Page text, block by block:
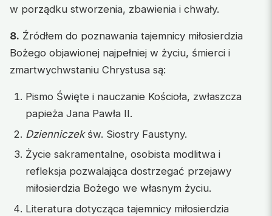
w porządku stworzenia, zbawienia i chwały.
8. Źródłem do poznawania tajemnicy miłosierdzia
Bożego objawionej najpełniej w życiu, śmierci i
zmartwychwstaniu Chrystusa są:
Pismo Święte i nauczanie Kościoła, zwłaszcza
papieża Jana Pawła II.
Dzienniczekśw. Siostry Faustyny.
Życie sakramentalne, osobista modlitwa i
refleksja pozwalająca dostrzegać przejawy
miłosierdzia Bożego we własnym życiu.
Literatura dotycząca tajemnicy miłosierdzia